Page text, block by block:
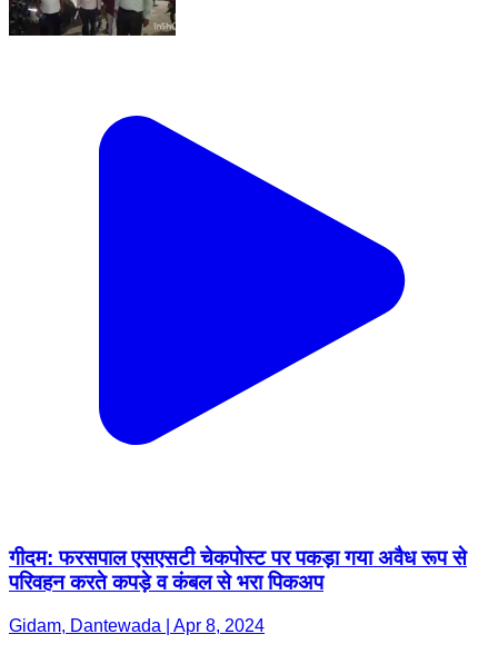
गीदम: फरसपाल एसएसटी चेकपोस्ट पर पकड़ा गया अवैध रूप से
परिवहन करते कपड़े व कंबल से भरा पिकअप
Gidam, Dantewada | Apr 8, 2024